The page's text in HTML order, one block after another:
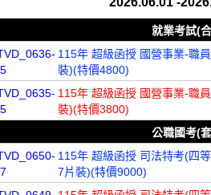
就業考試(
115年 超級函授 國營事業-職
裝)(特價4800)
115年 超級函授 國營事業-職
裝)(特價3800)
公職國考(
115年 超級函授 司法特考(四
7片裝)(特價9000)